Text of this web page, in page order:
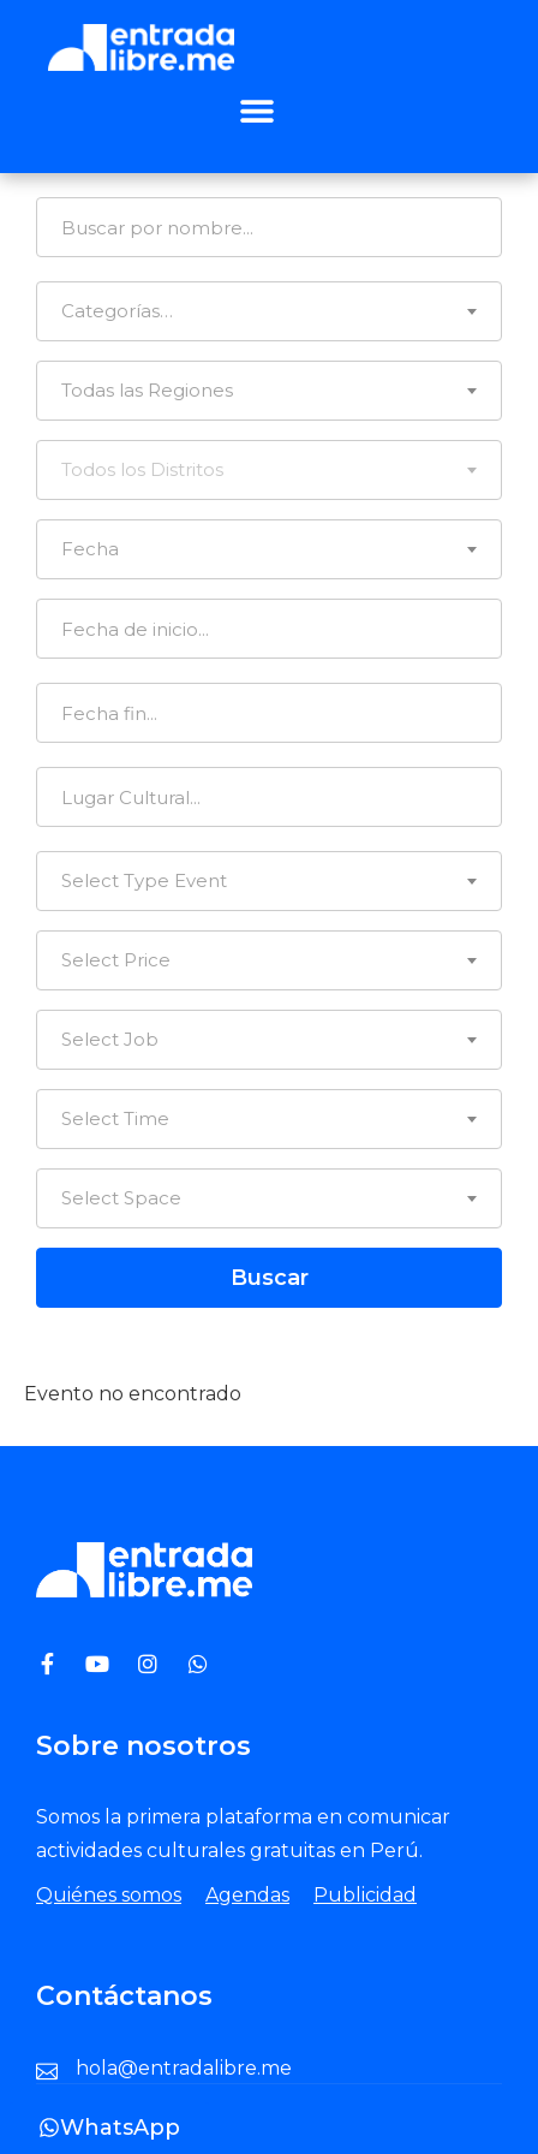
Categorías…
Todas las Regiones
Todos los Distritos
Fecha
Select Type Event
Select Price
Select Job
Select Time
Select Space
Evento no encontrado
Sobre nosotros
Somos la primera plataforma en comunicar
actividades culturales gratuitas en Perú.
Quiénes somos
Agendas Publicidad
Contáctanos
hola@entradalibre.me
WhatsApp